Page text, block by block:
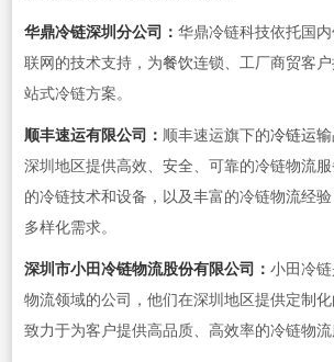
华鼎冷链深圳分公司： 华鼎冷链科技依托国
联网的技术支持，为餐饮连锁、工厂商贸客
站式冷链方案。
顺丰速运有限公司： 顺丰速运旗下的冷链运输
深圳地区提供高效、安全、可靠的冷链物流
的冷链技术和设备，以及丰富的冷链物流经
多样化需求。
深圳市小田冷链物流股份有限公司： 小田冷
物流领域的公司，他们在深圳地区提供定制化
致力于为客户提供高品质、高效率的冷链物流